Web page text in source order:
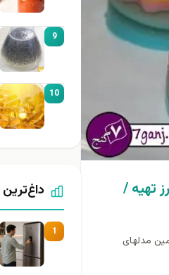
تهیه /
مدلهای
9
10
داغ‌ترین ۳ ماه اخیر
1